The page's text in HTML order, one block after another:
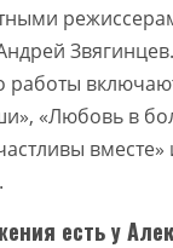
работы
«Любовь в
вместе»
есть у